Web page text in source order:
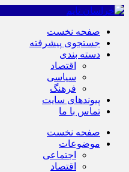
صفحه نخست
جستجوی پیشرفته
دسته بندی
اقتصاد
سیاسی
فرهنگ
پیوندهای سایت
تماس با ما
صفحه نخست
موضوعات
اجتماعی
اقتصاد